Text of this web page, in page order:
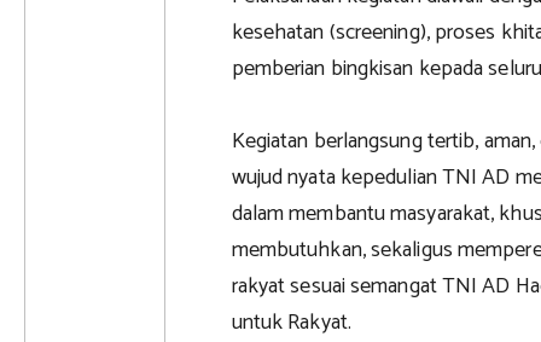
kesehatan (screening), proses
pemberian bingkisan kepada
Kegiatan berlangsung tertib,
wujud nyata kepedulian TNI AD
dalam membantu masyarakat,
membutuhkan, sekaligus
rakyat sesuai semangat TNI AD
untuk Rakyat.